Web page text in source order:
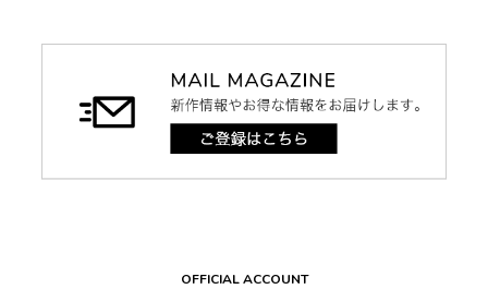
OFFICIAL ACCOUNT